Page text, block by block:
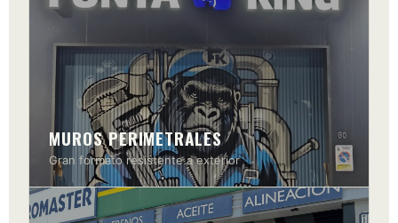
MUROS PERIMETRALES
Gran formato resistente a exterior